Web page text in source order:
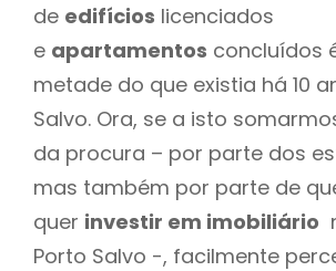
de edifícios licenciados
e apartamentos concluídos
metade do que existia há 10
Salvo. Ora, se a isto
da procura – por parte dos
mas também por parte de
quer investir em imobiliário
Porto Salvo -, facilmente